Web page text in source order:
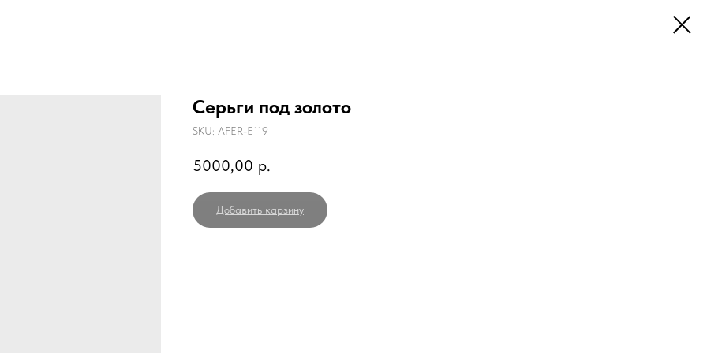
Серьги под золото
SKU: AFER-E119
5000,00 р.
Добавить карзину